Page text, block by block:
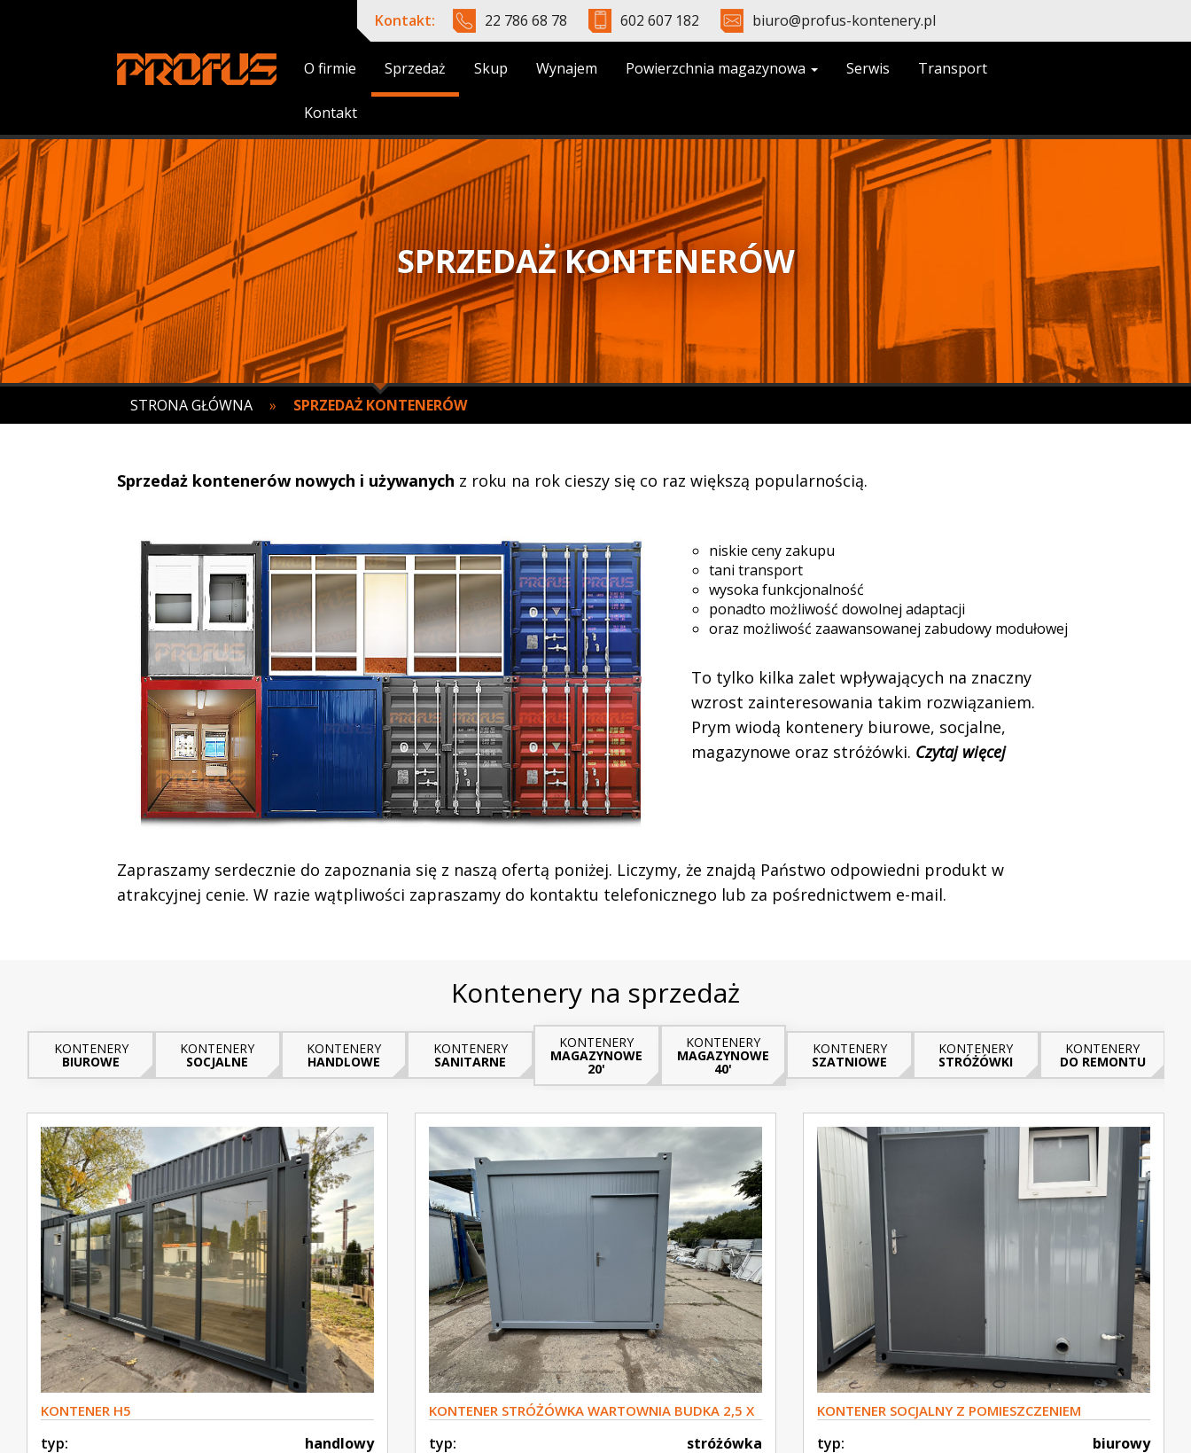
Kontakt: 22 786 68 78 602 607 182 biuro@profus-kontenery.pl
O firmie Sprzedaż Skup Wynajem Powierzchnia magazynowa Serwis Transport
Kontakt
SPRZEDAŻ KONTENERÓW
STRONA GŁÓWNA » SPRZEDAŻ KONTENERÓW
Sprzedaż kontenerów nowych i używanych z roku na rok cieszy się co raz większą popularnością.
niskie ceny zakupu
tani transport
wysoka funkcjonalność
ponadto możliwość dowolnej adaptacji
oraz możliwość zaawansowanej zabudowy modułowej
To tylko kilka zalet wpływających na znaczny
wzrost zainteresowania takim rozwiązaniem.
Prym wiodą kontenery biurowe, socjalne,
magazynowe oraz stróżówki. Czytaj więcej
Zapraszamy serdecznie do zapoznania się z naszą ofertą poniżej. Liczymy, że znajdą Państwo odpowiedni produkt w
atrakcyjnej cenie. W razie wątpliwości zapraszamy do kontaktu telefonicznego lub za pośrednictwem e-mail.
Kontenery na sprzedaż
KONTENERY
BIUROWE
KONTENERY
SOCJALNE
KONTENERY
HANDLOWE
KONTENERY
SANITARNE
KONTENERY
MAGAZYNOWE
20'
KONTENERY
MAGAZYNOWE
40'
KONTENERY
SZATNIOWE
KONTENERY
STRÓŻÓWKI
KONTENERY
DO REMONTU
KONTENER H5
typ:
handlowy
KONTENER STRÓŻÓWKA WARTOWNIA BUDKA 2,5 X
2,5 S23
typ:
stróżówka
KONTENER SOCJALNY Z POMIESZCZENIEM
SANITARNY WC S34
typ:
biurowy